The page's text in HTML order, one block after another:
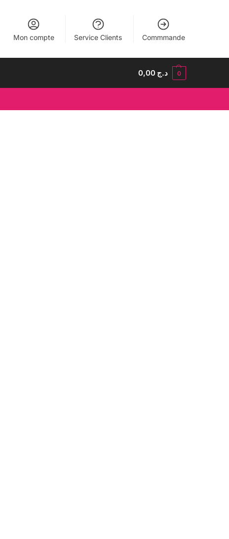
Mon compte Service Clients Commmande
د.ج 0,00 0